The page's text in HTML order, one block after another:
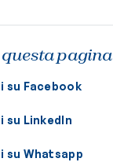
pagina
su Facebook
su LinkedIn
su Whatsapp